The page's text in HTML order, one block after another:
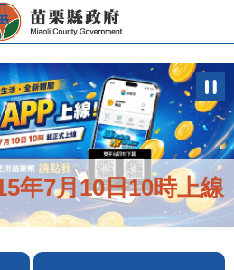
年7月10日10時上線